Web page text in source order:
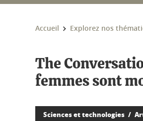
Vous êtes ici :
Accueil Explorez nos
The
femmes sont
Sciences et technologies